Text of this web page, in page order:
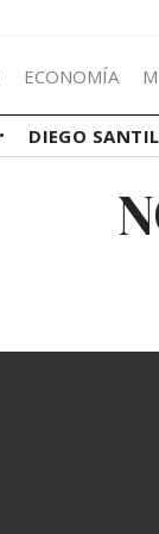
ECONOMÍA
DIEGO